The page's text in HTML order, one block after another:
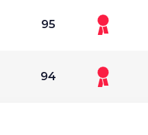
95
94